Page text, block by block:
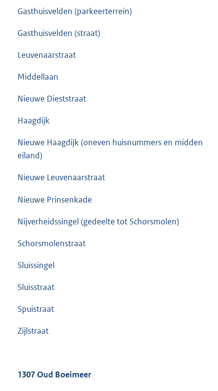
Gasthuisvelden (parkeerterrein)
Gasthuisvelden (straat)
Leuvenaarstraat
Middellaan
Nieuwe Dieststraat
Haagdijk
Nieuwe Haagdijk (oneven huisnummers en midden
eiland)
Nieuwe Leuvenaarstraat
Nieuwe Prinsenkade
Nijverheidssingel (gedeelte tot Schorsmolen)
Schorsmolenstraat
Sluissingel
Sluisstraat
Spuistraat
Zijlstraat
1307 Oud Boeimeer